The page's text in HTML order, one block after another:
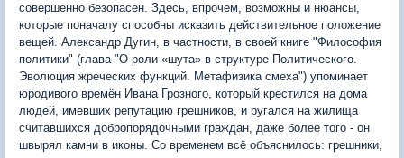
совершенно безопасен. Здесь, впрочем, возможны и нюансы,
которые поначалу способны исказить действительное положение
вещей. Александр Дугин, в частности, в своей книге "Философия
политики" (глава "О роли «шута» в структуре Политического.
Эволюция жреческих функций. Метафизика смеха") упоминает
юродивого времён Ивана Грозного, который крестился на дома
людей, имевших репутацию грешников, и ругался на жилища
считавшихся добропорядочными граждан, даже более того - он
швырял камни в иконы. Со временем всё объяснилось: грешники,